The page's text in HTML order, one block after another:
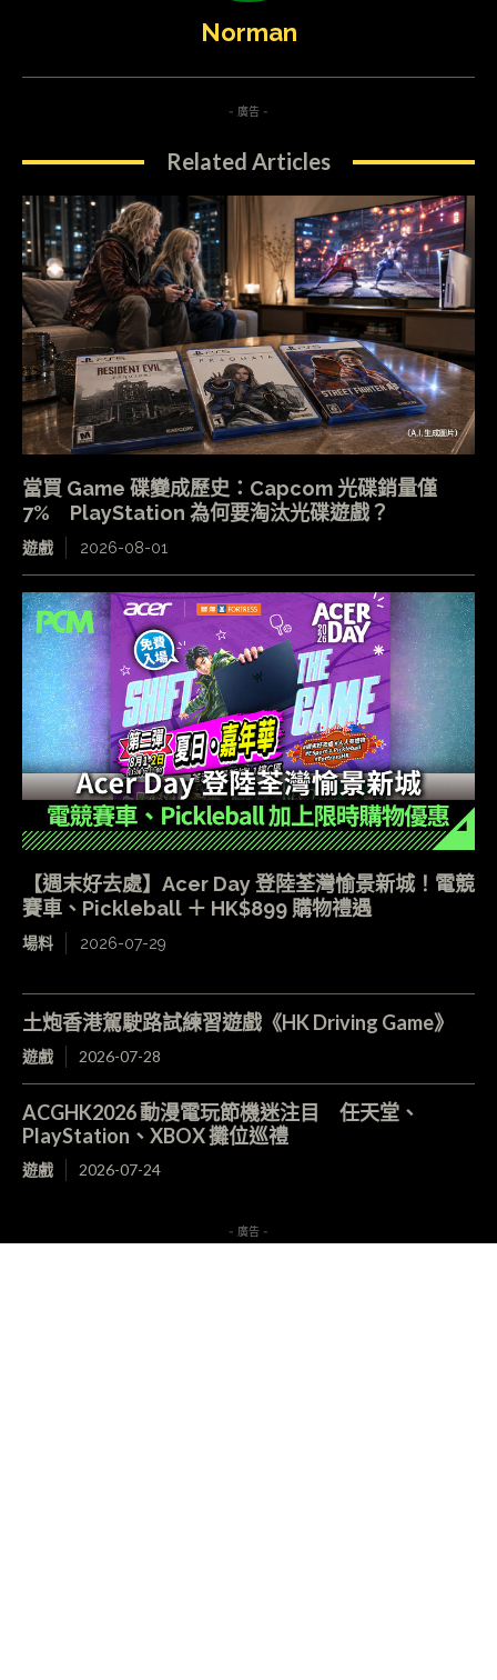
Norman
- 廣告 -
Related Articles
當買 Game 碟變成歷史：Capcom 光碟銷量僅
7% PlayStation 為何要淘汰光碟遊戲？
遊戲 2026-08-01
【週末好去處】Acer Day 登陸荃灣愉景新城！電競
賽車、Pickleball ＋ HK$899 購物禮遇
場料 2026-07-29
土炮香港駕駛路試練習遊戲《HK Driving Game》
遊戲 2026-07-28
ACGHK2026 動漫電玩節機迷注目 任天堂、
PlayStation、XBOX 攤位巡禮
遊戲 2026-07-24
- 廣告 -